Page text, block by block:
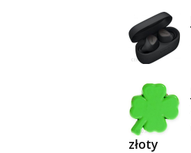
złoty